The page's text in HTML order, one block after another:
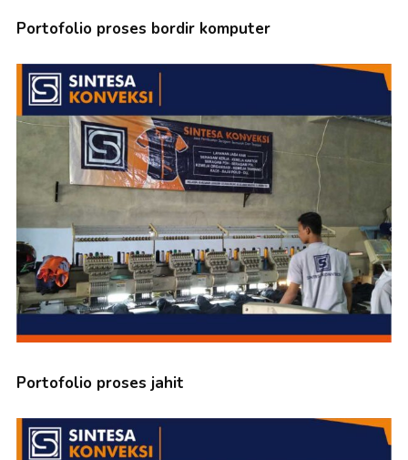
Portofolio proses bordir komputer
Portofolio proses jahit